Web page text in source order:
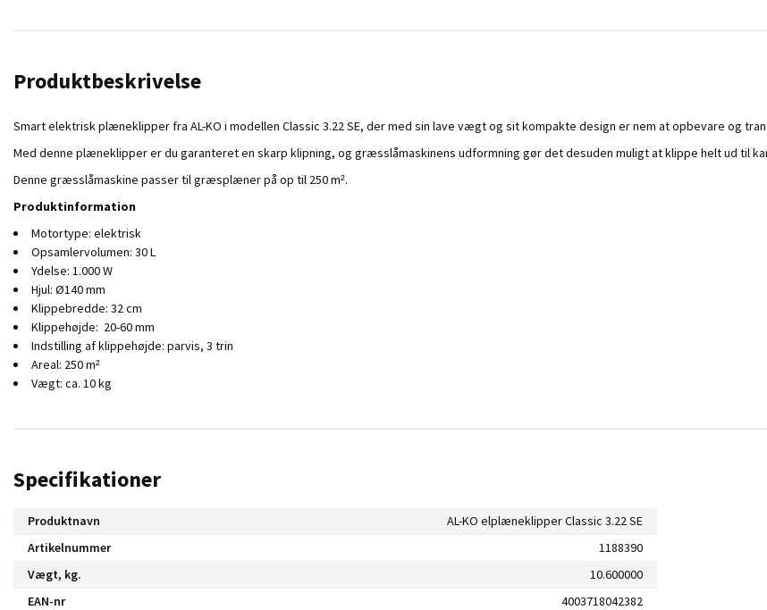
Produktbeskrivelse
Smart elektrisk plæneklipper fra AL-KO i modellen Classic 3.22 SE, der med sin lave vægt og sit kompakte design er nem at opbevare og
Med denne plæneklipper er du garanteret en skarp klipning, og græsslåmaskinens udformning gør det desuden muligt at klippe helt ud til
Denne græsslåmaskine passer til græsplæner på op til 250 m².
Produktinformation
Motortype: elektrisk
Opsamlervolumen: 30 L
Ydelse: 1.000 W
Hjul: Ø140 mm
Klippebredde: 32 cm
Klippehøjde: 20-60 mm
Indstilling af klippehøjde: parvis, 3 trin
Areal: 250 m²
Vægt: ca. 10 kg
Specifikationer
Produktnavn
AL-KO elplæneklipper Classic 3.22 SE
Artikelnummer
1188390
Vægt, kg.
10.600000
EAN-nr
4003718042382